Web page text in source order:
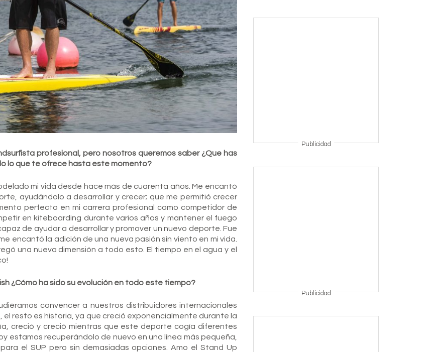
profesional, pero nosotros queremos saber ¿Que has
lo que te ofrece hasta este momento?
mi vida desde hace más de cuarenta años. Me encantó
ayudándolo a desarrollar y crecer; que me permitió crecer
perfecto en mi carrera profesional como competidor de
en kiteboarding durante varios años y mantener el fuego
de ayudar a desarrollar y promover un nuevo deporte. Fue
encantó la adición de una nueva pasión sin viento en mi vida.
una nueva dimensión a todo esto. El tiempo en el agua y el
¿Cómo ha sido su evolución en todo este tiempo?
convencer a nuestros distribuidores internacionales
resto es historia, ya que creció exponencialmente durante la
creció y creció mientras que este deporte cogía diferentes
estamos recuperándolo de nuevo en una línea más pequeña,
el SUP pero sin demasiadas opciones. Amo el Stand Up
Publicidad
Publicidad